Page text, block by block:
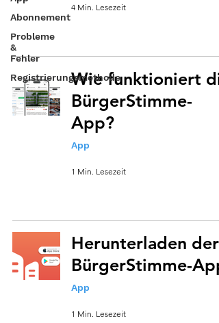
Abonnement
Probleme
&
Fehler
Registrierungsmethode
4 Min. Lesezeit
Wie funktioniert
BürgerStimme-
App?
App
1 Min. Lesezeit
Herunterladen der
BürgerStimme-App
App
1 Min. Lesezeit